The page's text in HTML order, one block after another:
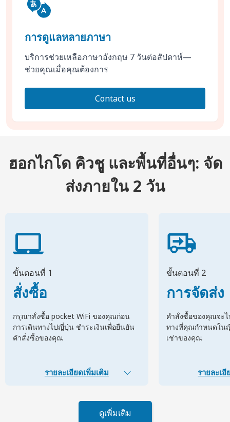
การดูแลหลายภาษา
บริการช่วยเหลือภาษาอังกฤษ 7 วันต่อสัปดาห์—
ช่วยคุณเมื่อคุณต้องการ
Contact us
ฮอกไกโด คิวชู และพื้นที่อื่นๆ: จัด
ส่งภายใน 2 วัน
ขั้นตอนที่ 1
สั่งซื้อ
กรุณาสั่งซื้อ pocket WiFi ของคุณก่อน
การเดินทางไปญี่ปุ่น ชำระเงินเพื่อยืนยัน
คำสั่งซื้อของคุณ
รายละเอียดเพิ่มเติม
ขั้นตอนที่ 2
การจัดส่ง
คำสั่งซื้อของคุณจะ
ทางที่คุณกำหนดใน
เช่าของคุณ
รายละเ
ดูเพิ่มเติม